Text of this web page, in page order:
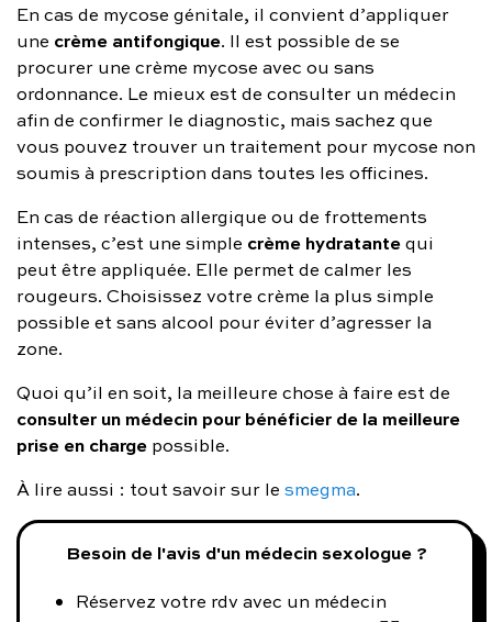
En cas de mycose génitale, il convient d’appliquer
une crème antifongique. Il est possible de se
procurer une crème mycose avec ou sans
ordonnance. Le mieux est de consulter un médecin
afin de confirmer le diagnostic, mais sachez que
vous pouvez trouver un traitement pour mycose non
soumis à prescription dans toutes les officines.
En cas de réaction allergique ou de frottements
intenses, c’est une simple crème hydratantequi
peut être appliquée. Elle permet de calmer les
rougeurs. Choisissez votre crème la plus simple
possible et sans alcool pour éviter d’agresser la
zone.
Quoi qu’il en soit, la meilleure chose à faire est de
consulter un médecin pour bénéficier de la meilleure
prise en charge possible.
À lire aussi : tout savoir sur le smegma.
Besoin de l'avis d'un médecin sexologue ?
Réservez votre rdv avec un médecin